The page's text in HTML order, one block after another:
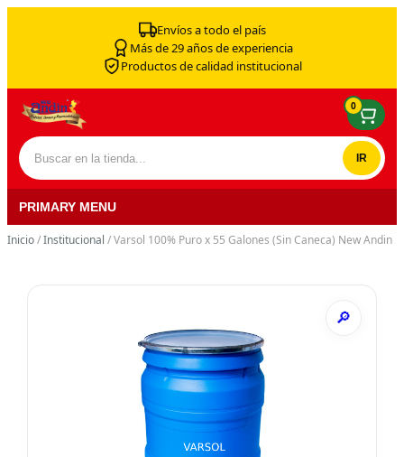
Envíos a todo el país
Más de 29 años de experiencia
Productos de calidad institucional
Buscar por:
0
PRIMARY MENU
Inicio/Institucional / Varsol 100% Puro x 55 Galones (Sin Caneca) New Andin